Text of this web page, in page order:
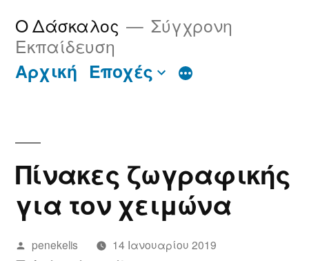
στο
περιεχόμενο
Ο Δάσκαλος
Σύγχρονη
Εκπαίδευση
Αρχική Εποχές Περισσότερα
Πίνακες ζωγραφικής
για τον χειμώνα
Συντάχθηκε
penekelis
14 Ιανουαρίου 2019